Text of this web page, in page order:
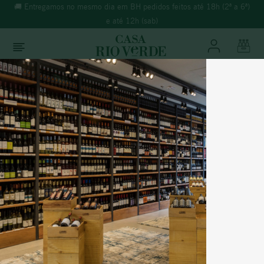
🚚 Entregamos no mesmo dia em BH pedidos feitos até 18h (2ª a 6ª)
e até 12h (sab)
O que você está buscando?
Vinhos Tinto
Portugal
PORTAS DE LISBOA 2016
% Álcool: 13,00% Temperatura: 16-18°C
TERMOS MAIS BUSCADOS
1º
morande
2º
espumante
3
ricominciare
4
reina ana
5º
vinho tinto
º
rosé
7º
synera